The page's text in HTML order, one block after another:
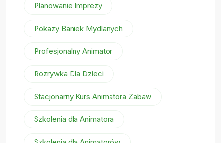
Planowanie Imprezy
Pokazy Baniek Mydlanych
Profesjonalny Animator
Rozrywka Dla Dzieci
Stacjonarny Kurs Animatora Zabaw
Szkolenia dla Animatora